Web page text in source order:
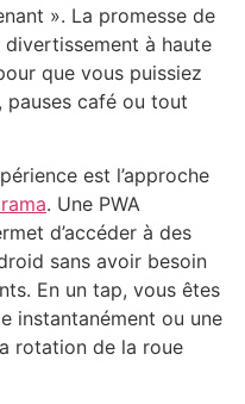
». La promesse de
à haute
que vous puissiez
pauses café ou tout
est l’approche
. Une PWA
d’accéder à des
sans avoir besoin
En un tap, vous êtes
instantanément ou une
rotation de la roue